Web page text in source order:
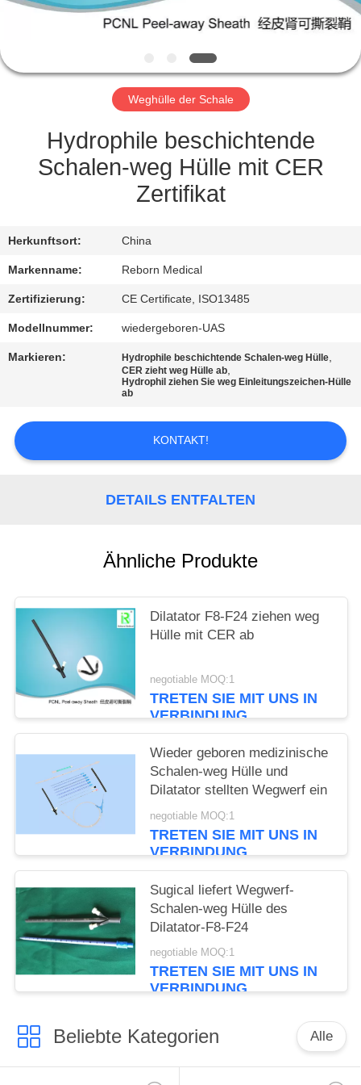
SIE
MIT
VERBINDUNG
SIE
EIN
ZITAT
POLICY
Weghülle der Schale
Hydrophile beschichtende
Schalen-weg Hülle mit CER
Zertifikat
Herkunftsort: China
Markenname: Reborn Medical
Zertifizierung: CE Certificate, ISO13485
Modellnummer: wiedergeboren-UAS
Markieren: Hydrophile beschichtende Schalen-weg Hülle,
CER zieht weg Hülle ab,
Hydrophil ziehen Sie weg Einleitungszeichen-Hülle
ab
KONTAKT!
DETAILS ENTFALTEN
Ähnliche Produkte
Dilatator F8-F24 ziehen weg
Hülle mit CER ab
negotiable MOQ:1
TRETEN SIE MIT UNS IN
VERBINDUNG
Wieder geboren medizinische
Schalen-weg Hülle und
Dilatator stellten Wegwerf ein
negotiable MOQ:1
TRETEN SIE MIT UNS IN
VERBINDUNG
Sugical liefert Wegwerf-
Schalen-weg Hülle des
Dilatator-F8-F24
negotiable MOQ:1
TRETEN SIE MIT UNS IN
VERBINDUNG
Beliebte Kategorien Alle